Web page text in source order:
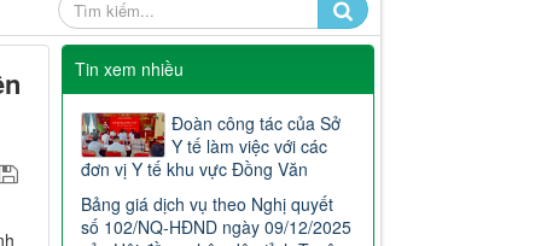
Tin xem nhiều
Đoàn công tác của Sở
Y tế làm việc với các
đơn vị Y tế khu vực Đồng Văn
Bảng giá dịch vụ theo Nghị quyết
số 102/NQ-HĐND ngày 09/12/2025